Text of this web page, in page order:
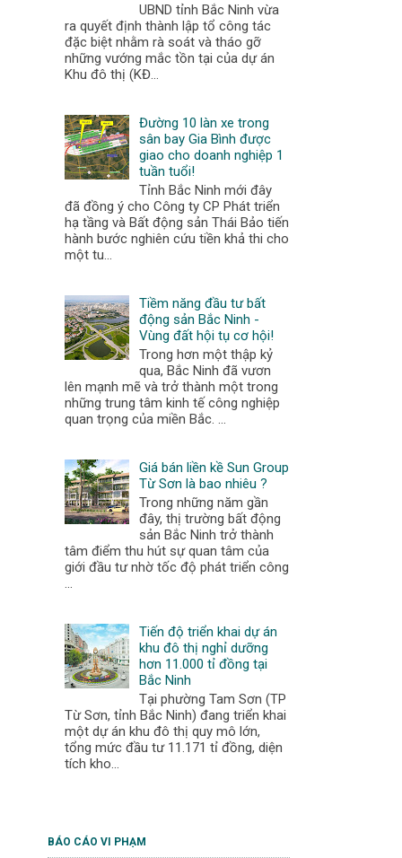
UBND tỉnh Bắc Ninh vừa
ra quyết định thành lập tổ công tác
đặc biệt nhằm rà soát và tháo gỡ
những vướng mắc tồn tại của dự án
Khu đô thị (KĐ...
Đường 10 làn xe trong
sân bay Gia Bình được
giao cho doanh nghiệp 1
tuần tuổi!
Tỉnh Bắc Ninh mới đây
đã đồng ý cho Công ty CP Phát triển
hạ tầng và Bất động sản Thái Bảo tiến
hành bước nghiên cứu tiền khả thi cho
một tu...
Tiềm năng đầu tư bất
động sản Bắc Ninh -
Vùng đất hội tụ cơ hội!
Trong hơn một thập kỷ
qua, Bắc Ninh đã vươn
lên mạnh mẽ và trở thành một trong
những trung tâm kinh tế công nghiệp
quan trọng của miền Bắc. ...
Giá bán liền kề Sun Group
Từ Sơn là bao nhiêu ?
Trong những năm gần
đây, thị trường bất động
sản Bắc Ninh trở thành
tâm điểm thu hút sự quan tâm của
giới đầu tư nhờ tốc độ phát triển công
Tiến độ triển khai dự án
khu đô thị nghỉ dưỡng
hơn 11.000 tỉ đồng tại
Bắc Ninh
Tại phường Tam Sơn (TP
Từ Sơn, tỉnh Bắc Ninh) đang triển khai
một dự án khu đô thị quy mô lớn,
tổng mức đầu tư 11.171 tỉ đồng, diện
tích kho...
BÁO CÁO VI PHẠM